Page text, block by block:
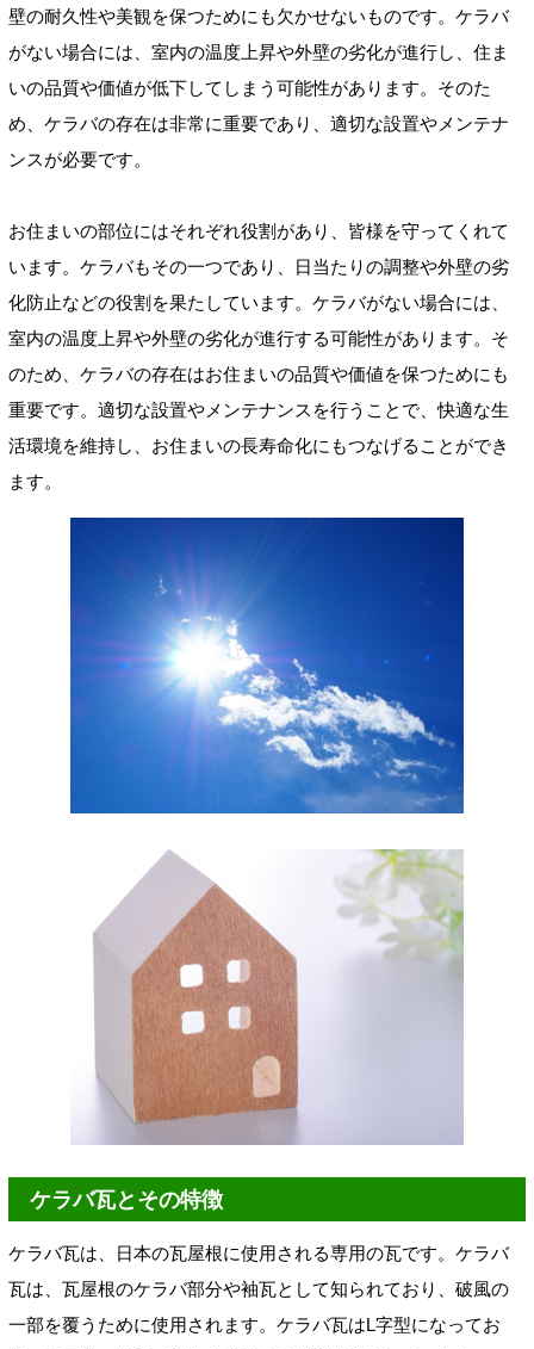
壁の耐久性や美観を保つためにも欠かせないものです。ケラバ
がない場合には、室内の温度上昇や外壁の劣化が進行し、住ま
いの品質や価値が低下してしまう可能性があります。そのた
め、ケラバの存在は非常に重要であり、適切な設置やメンテナ
ンスが必要です。
お住まいの部位にはそれぞれ役割があり、皆様を守ってくれて
います。ケラバもその一つであり、日当たりの調整や外壁の劣
化防止などの役割を果たしています。ケラバがない場合には、
室内の温度上昇や外壁の劣化が進行する可能性があります。そ
のため、ケラバの存在はお住まいの品質や価値を保つためにも
重要です。適切な設置やメンテナンスを行うことで、快適な生
活環境を維持し、お住まいの長寿命化にもつなげることができ
ます。
ケラバ瓦とその特徴
ケラバ瓦は、日本の瓦屋根に使用される専用の瓦です。ケラバ
瓦は、瓦屋根のケラバ部分や袖瓦として知られており、破風の
一部を覆うために使用されます。ケラバ瓦はL字型になってお